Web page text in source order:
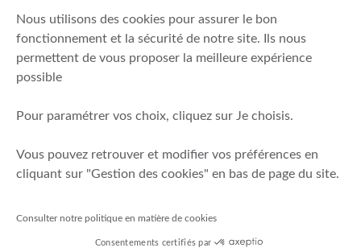
Politique de meilleure sélection
Politique de durabilité
Fonds de garantie des dépôts et de résolution
Mentions légales
Prévention de la fraude
Nous utilisons des cookies pour assurer le bon
fonctionnement et la sécurité de notre site. Ils nous
permettent de vous proposer la meilleure expérience
possible
Pour paramétrer vos choix, cliquez sur Je choisis.
Vous pouvez retrouver et modifier vos préférences en
cliquant sur "Gestion des cookies" en bas de page du site.
Consulter notre politique en matière de cookies
Consentements certifiés par